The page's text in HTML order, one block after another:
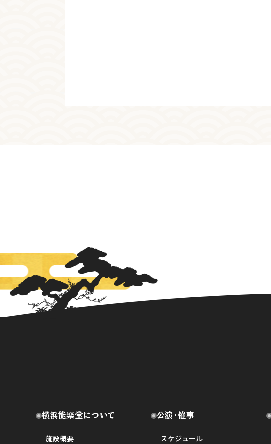
横浜能楽堂について
施設概要
公演・催事
スケジュール